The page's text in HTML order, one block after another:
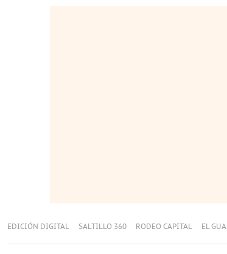
EDICIÓN DIGITAL SALTILLO 360 RODEO CAPITAL EL